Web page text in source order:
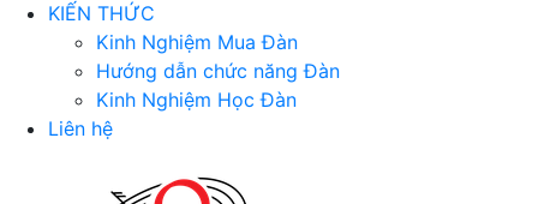
KIẾN THỨC
Kinh Nghiệm Mua Đàn
Hướng dẫn chức năng Đàn
Kinh Nghiệm Học Đàn
Liên hệ